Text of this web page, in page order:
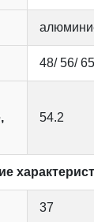
48/ 56/
54.2
37